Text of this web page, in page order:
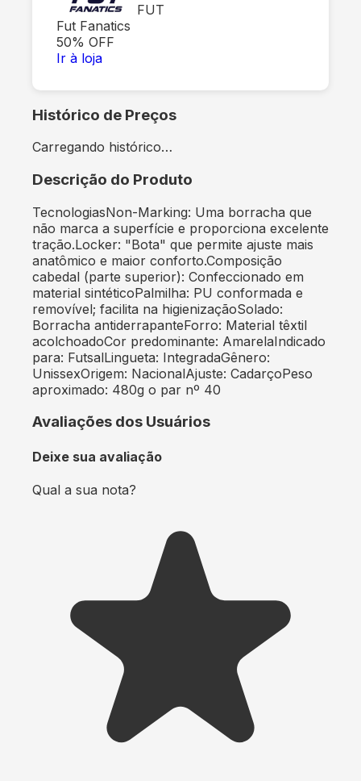
FUT
Fut Fanatics
50% OFF
Ir à loja
Histórico de Preços
Carregando histórico…
Descrição do Produto
TecnologiasNon-Marking: Uma borracha que
não marca a superfície e proporciona excelente
tração.Locker: "Bota" que permite ajuste mais
anatômico e maior conforto.Composição
cabedal (parte superior): Confeccionado em
material sintéticoPalmilha: PU conformada e
removível; facilita na higienizaçãoSolado:
Borracha antiderrapanteForro: Material têxtil
acolchoadoCor predominante: AmarelaIndicado
para: FutsalLingueta: IntegradaGênero:
UnissexOrigem: NacionalAjuste: CadarçoPeso
aproximado: 480g o par nº 40
Avaliações dos Usuários
Deixe sua avaliação
Qual a sua nota?